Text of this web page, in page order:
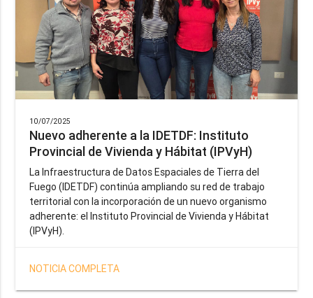
10/07/2025
Nuevo adherente a la IDETDF: Instituto
Provincial de Vivienda y Hábitat (IPVyH)
La Infraestructura de Datos Espaciales de Tierra del
Fuego (IDETDF) continúa ampliando su red de trabajo
territorial con la incorporación de un nuevo organismo
adherente: el Instituto Provincial de Vivienda y Hábitat
(IPVyH).
NOTICIA COMPLETA